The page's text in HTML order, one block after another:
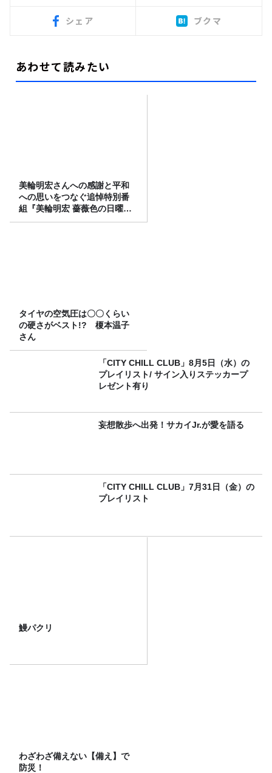
シェア ブクマ
あわせて読みたい
美輪明宏さんへの感謝と平和
への思いをつなぐ追悼特別番
組『美輪明宏 薔薇色の日曜日
～ごきげんよう、ルンルン
タイヤの空気圧は〇〇くらい
の硬さがベスト!? 榎本温子
さん
「CITY CHILL CLUB」8月5日（水）の
プレイリスト/ サイン入りステッカープ
レゼント有り
妄想散歩へ出発！サカイJr.が愛を語る
「CITY CHILL CLUB」7月31日（金）の
プレイリスト
鰻パクリ
わざわざ備えない【備え】で
防災！